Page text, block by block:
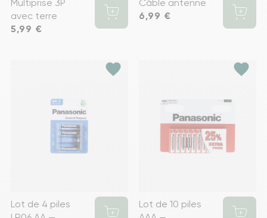
Multiprise 3P
avec terre
Prix
5,99 €
Câble antenne
Prix
6,99 €
favorite
Lot de 4 piles
favorite
Lot de 10 piles